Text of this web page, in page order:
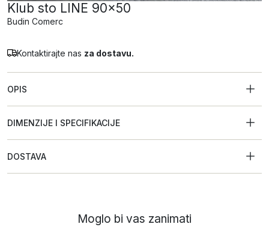
Klub sto LINE 90×50
Budin Comerc
Kontaktirajte nas za dostavu.
OPIS
DIMENZIJE I SPECIFIKACIJE
DOSTAVA
Moglo bi vas zanimati